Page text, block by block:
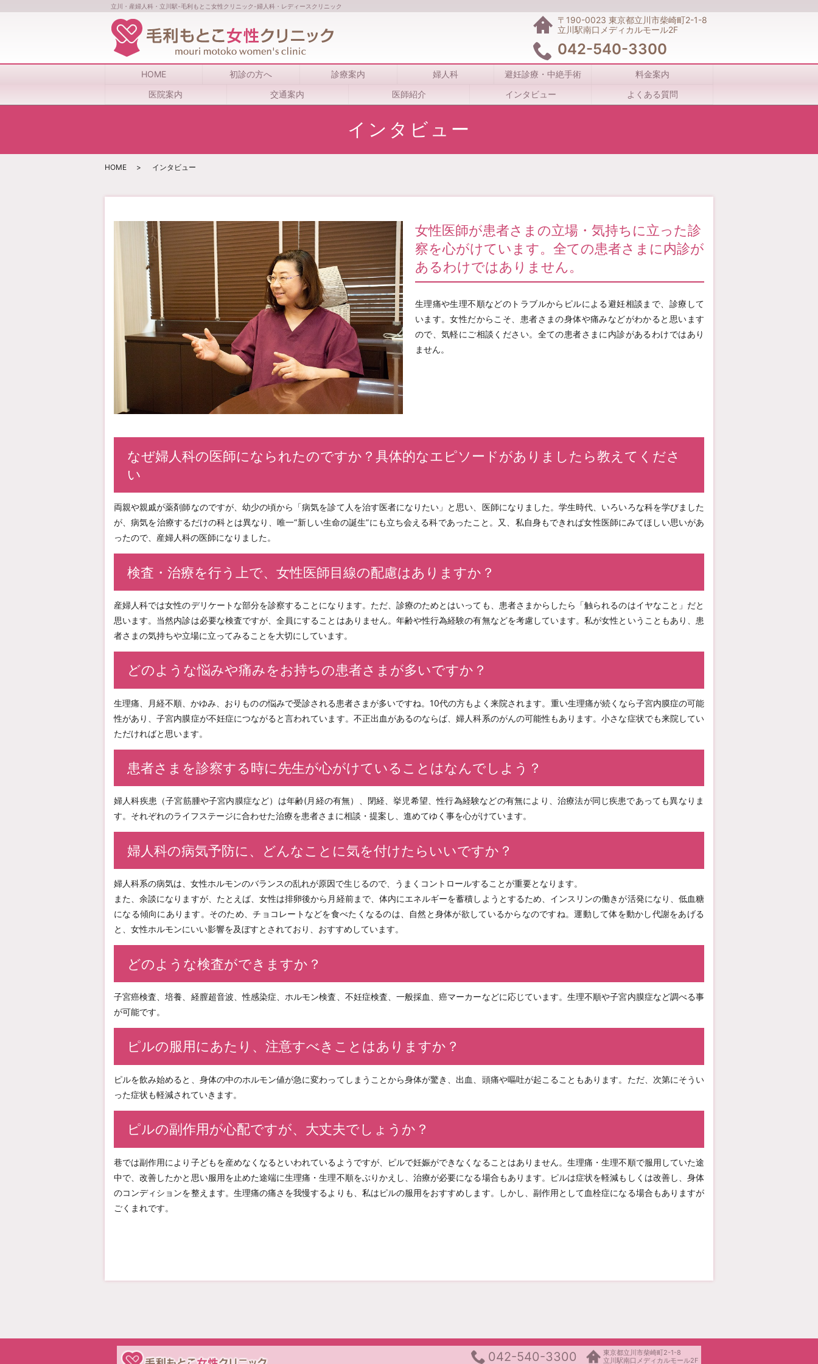
立川・産婦人科・立川駅-毛利もとこ女性クリニック-婦人科・レディースクリニック
〒190-0023 東京都立川市柴崎町2-1-8
立川駅南口メディカルモール2F
042-540-3300
HOME 初診の方へ 診療案内 婦人科 避妊診療・中絶手術
料金案内
医院案内
交通案内 医師紹介 インタビュー よくある質問
インタビュー
HOME インタビュー
女性医師が患者さまの立場・気持ちに立った診
察を心がけています。全ての患者さまに内診が
あるわけではありません。
生理痛や生理不順などのトラブルからピルによる避妊相談まで、診療して
います。女性だからこそ、患者さまの身体や痛みなどがわかると思います
ので、気軽にご相談ください。全ての患者さまに内診があるわけではあり
ません。
なぜ婦人科の医師になられたのですか？具体的なエピソードがありましたら教えてくださ
い
両親や親戚が薬剤師なのですが、幼少の頃から「病気を診て人を治す医者になりたい」と思い、医師になりました。学生時代、いろいろな科を学びました
が、病気を治療するだけの科とは異なり、唯一“新しい生命の誕生”にも立ち会える科であったこと。又、私自身もできれば女性医師にみてほしい思いがあ
ったので、産婦人科の医師になりました。
検査・治療を行う上で、女性医師目線の配慮はありますか？
産婦人科では女性のデリケートな部分を診察することになります。ただ、診療のためとはいっても、患者さまからしたら「触られるのはイヤなこと」だと
思います。当然内診は必要な検査ですが、全員にすることはありません。年齢や性行為経験の有無などを考慮しています。私が女性ということもあり、患
者さまの気持ちや立場に立ってみることを大切にしています。
どのような悩みや痛みをお持ちの患者さまが多いですか？
生理痛、月経不順、かゆみ、おりものの悩みで受診される患者さまが多いですね。10代の方もよく来院されます。重い生理痛が続くなら子宮内膜症の可能
性があり、子宮内膜症が不妊症につながると言われています。不正出血があるのならば、婦人科系のがんの可能性もあります。小さな症状でも来院してい
ただければと思います。
患者さまを診察する時に先生が心がけていることはなんでしよう？
婦人科疾患（子宮筋腫や子宮内膜症など）は年齢(月経の有無）、閉経、挙児希望、性行為経験などの有無により、治療法が同じ疾患であっても異なりま
す。それぞれのライフステージに合わせた治療を患者さまに相談・提案し、進めてゆく事を心がけています。
婦人科の病気予防に、どんなことに気を付けたらいいですか？
婦人科系の病気は、女性ホルモンのバランスの乱れが原因で生じるので、うまくコントロールすることが重要となります。
また、余談になりますが、たとえば、女性は排卵後から月経前まで、体内にエネルギーを蓄積しようとするため、インスリンの働きが活発になり、低血糖
になる傾向にあります。そのため、チョコレートなどを食べたくなるのは、自然と身体が欲しているからなのですね。運動して体を動かし代謝をあげる
と、女性ホルモンにいい影響を及ぼすとされており、おすすめしています。
どのような検査ができますか？
子宮癌検査、培養、経膣超音波、性感染症、ホルモン検査、不妊症検査、一般採血、癌マーカーなどに応じています。生理不順や子宮内膜症など調べる事
が可能です。
ピルの服用にあたり、注意すべきことはありますか？
ピルを飲み始めると、身体の中のホルモン値が急に変わってしまうことから身体が驚き、出血、頭痛や嘔吐が起こることもあります。ただ、次第にそうい
った症状も軽減されていきます。
ピルの副作用が心配ですが、大丈夫でしょうか？
巷では副作用により子どもを産めなくなるといわれているようですが、ピルで妊娠ができなくなることはありません。生理痛・生理不順で服用していた途
中で、改善したかと思い服用を止めた途端に生理痛・生理不順をぶりかえし、治療が必要になる場合もあります。ピルは症状を軽減もしくは改善し、身体
のコンディションを整えます。生理痛の痛さを我慢するよりも、私はピルの服用をおすすめします。しかし、副作用として血栓症になる場合もありますが
ごくまれです。
042-540-3300
東京都立川市柴崎町2-1-8
立川駅南口メディカルモール2F